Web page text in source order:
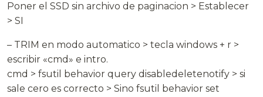
Poner el SSD sin archivo de paginacion > Establecer
> SI
– TRIM en modo automatico > tecla windows + r >
escribir «cmd» e intro.
cmd > fsutil behavior query disabledeletenotify > si
sale cero es correcto > Sino fsutil behavior set